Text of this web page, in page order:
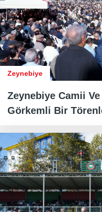
Zeynebiye
Zeynebiye Camii
Görkemli Bir